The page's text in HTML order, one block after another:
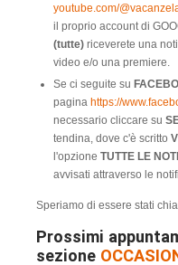
youtube.com/
il proprio account di
(tutte) riceverete una
video e/o una premiere.
Se ci seguite su
pagina https://
necessario cliccare su
tendina, dove c'è scritto
l'opzioneTUTTE LE
avvisati attraverso le
Speriamo di essere stati
Prossimi
sezione